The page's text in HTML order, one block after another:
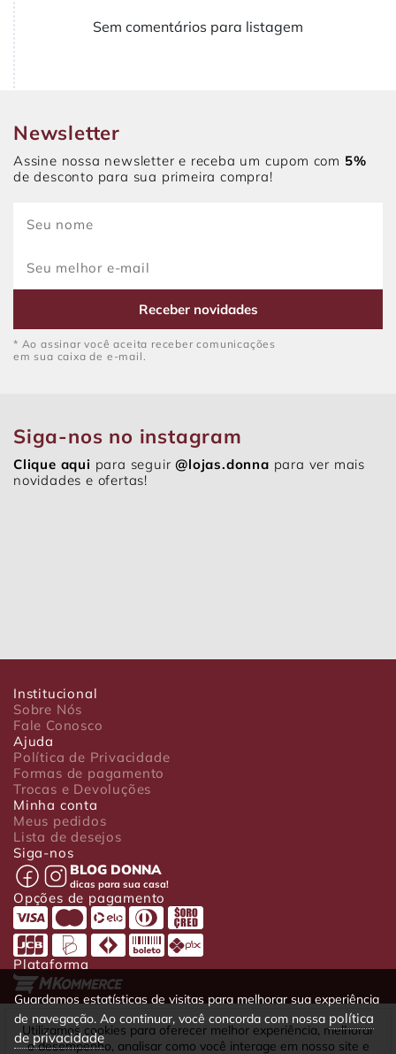
Sem comentários para listagem
Newsletter
Assine nossa newsletter e receba um cupom com 5%
de desconto para sua primeira compra!
Receber novidades
* Ao assinar você aceita receber comunicações
em sua caixa de e-mail.
Siga-nos no instagram
Clique aqui para seguir@lojas.donna para ver mais
novidades e ofertas!
Institucional
Sobre Nós
Fale Conosco
Ajuda
Política de Privacidade
Formas de pagamento
Trocas e Devoluções
Minha conta
Meus pedidos
Lista de desejos
Siga-nos
BLOG DONNA
dicas para sua casa!
Opções de pagamento
Plataforma
Luxo Comércio de Presentes Ltda. Av. João Gualberto, 1758 - CEP
80030-001 - Curitiba - PR
Utilizamos cookies para oferecer melhor experiência, melhorar
o desempenho, analisar como você interage em nosso site e
Guardamos estatísticas de visitas para melhorar sua experiência
de navegação. Ao continuar, você concorda com nossa política
de privacidade